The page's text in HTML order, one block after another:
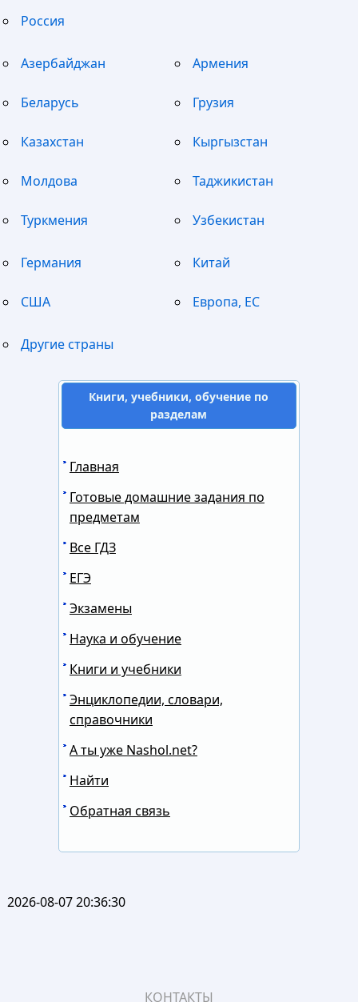
Россия
Азербайджан Армения
Беларусь Грузия
Казахстан Кыргызстан
Молдова Таджикистан
Туркмения Узбекистан
Германия Китай
США Европа, ЕС
Другие страны
Книги, учебники, обучение по
разделам
Главная
Готовые домашние задания по
предметам
Все ГДЗ
ЕГЭ
Экзамены
Наука и обучение
Книги и учебники
Энциклопедии, словари,
справочники
А ты уже Nashol.net?
Найти
Обратная связь
2026-08-07 20:36:30
КОНТАКТЫ